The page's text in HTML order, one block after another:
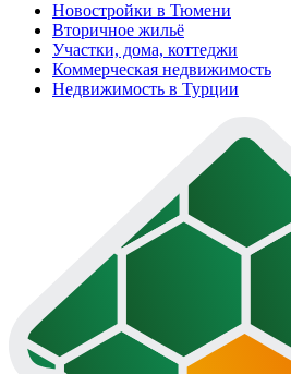
Новостройки в Тюмени
Вторичное жильё
Участки, дома, коттеджи
Коммерческая недвижимость
Недвижимость в Турции